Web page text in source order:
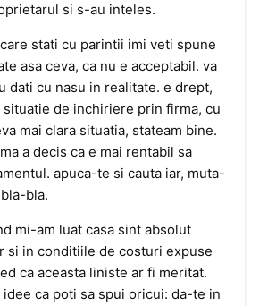
si s-au inteles.
stati cu parintii imi veti spune
asa ceva, ca nu e acceptabil. va
dati cu nasu in realitate. e drept,
situatie de inchiriere prin firma, cu
mai clara situatia, stateam bine.
a decis ca e mai rentabil sa
apuca-te si cauta iar, muta-
bla.
mi-am luat casa sint absolut
si in conditiile de costuri expuse
ca aceasta liniste ar fi meritat.
idee ca poti sa spui oricui: da-te in